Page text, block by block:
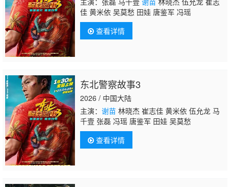
佳 黄米依 吴莫愁 田娃 唐鉴军 冯瑶
查看详情
东北警察故事3
2026 / 中国大陆
主演： 谢苗林晓杰 崔志佳 黄米依 伍允龙 马
千壹 张磊 冯瑶 唐鉴军 田娃 吴莫愁
查看详情